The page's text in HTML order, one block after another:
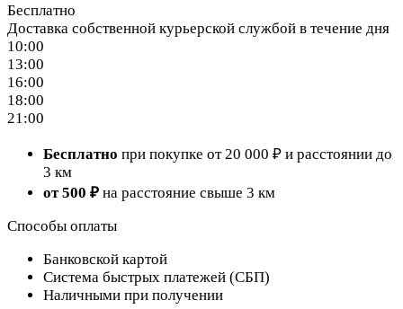
Бесплатно
Доставка собственной курьерской службой в течение дня
10:00
13:00
16:00
18:00
21:00
Бесплатно при покупке от 20 000 ₽ и расстоянии до
3 км
от 500 ₽ на расстояние свыше 3 км
Способы оплаты
Банковской картой
Система быстрых платежей (СБП)
Наличными при получении